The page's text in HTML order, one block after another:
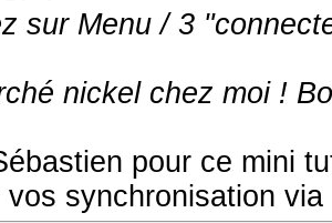
sur Menu / 3
nickel chez moi !
pour ce mini
vos synchronisation